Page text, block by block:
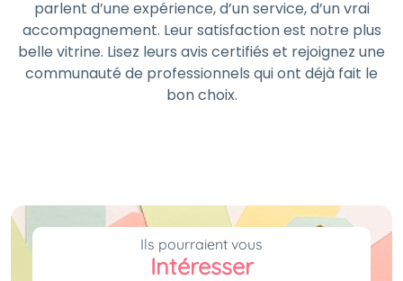
parlent d’une expérience, d’un service, d’un vrai
accompagnement. Leur satisfaction est notre plus
belle vitrine. Lisez leurs avis certifiés et rejoignez une
communauté de professionnels qui ont déjà fait le
bon choix.
Ils pourraient vous
Intéresser